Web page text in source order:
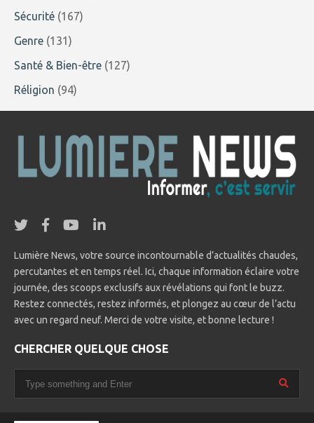
Sécurité (167)
Genre (131)
Santé & Bien-être (127)
Réligion (94)
Lumière News, votre source incontournable d’actualités chaudes,
percutantes et en temps réel. Ici, chaque information éclaire votre
journée, des scoops exclusifs aux révélations qui font le buzz.
Restez connectés, restez informés, et plongez au cœur de l’actu
avec un regard neuf. Merci de votre visite, et bonne lecture !
CHERCHER QUELQUE CHOSE